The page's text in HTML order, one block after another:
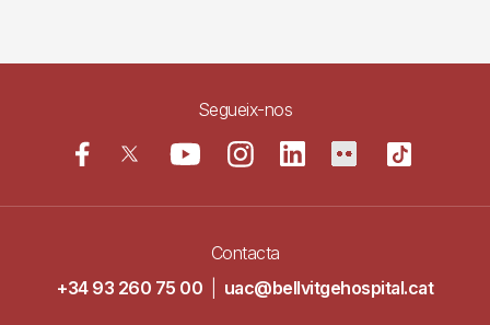
Segueix-nos
Contacta
+34 93 260 75 00
uac@bellvitgehospital.cat